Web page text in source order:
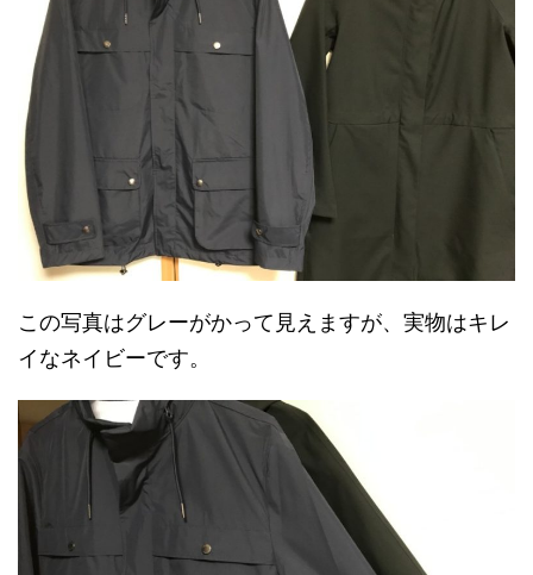
この写真はグレーがかって見えますが、実物はキレ
イなネイビーです。